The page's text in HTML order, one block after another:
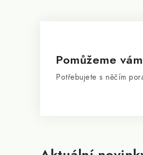
Pomůžeme
Potřebujete s něčím